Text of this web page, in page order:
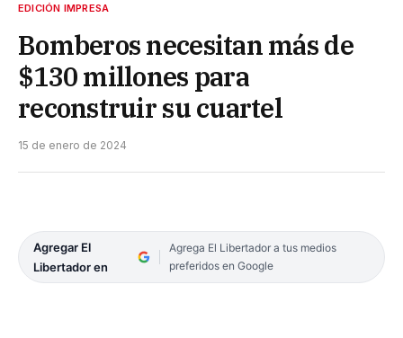
EDICIÓN IMPRESA
Bomberos necesitan más de
$130 millones para
reconstruir su cuartel
15 de enero de 2024
Agregar El
Libertador en
Agrega El Libertador a tus medios
preferidos en Google